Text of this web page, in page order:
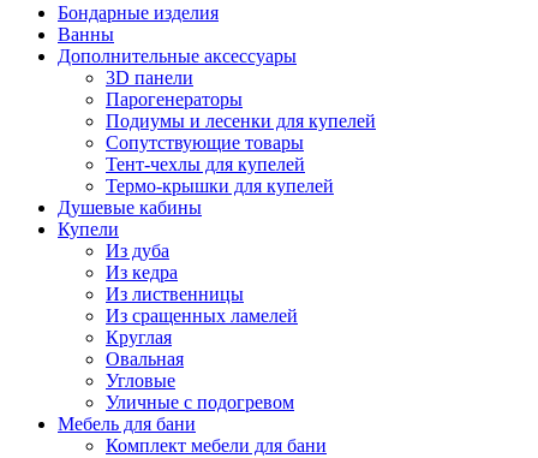
Бондарные изделия
Ванны
Дополнительные аксессуары
3D панели
Парогенераторы
Подиумы и лесенки для купелей
Сопутствующие товары
Тент-чехлы для купелей
Термо-крышки для купелей
Душевые кабины
Купели
Из дуба
Из кедра
Из лиственницы
Из сращенных ламелей
Круглая
Овальная
Угловые
Уличные с подогревом
Мебель для бани
Комплект мебели для бани